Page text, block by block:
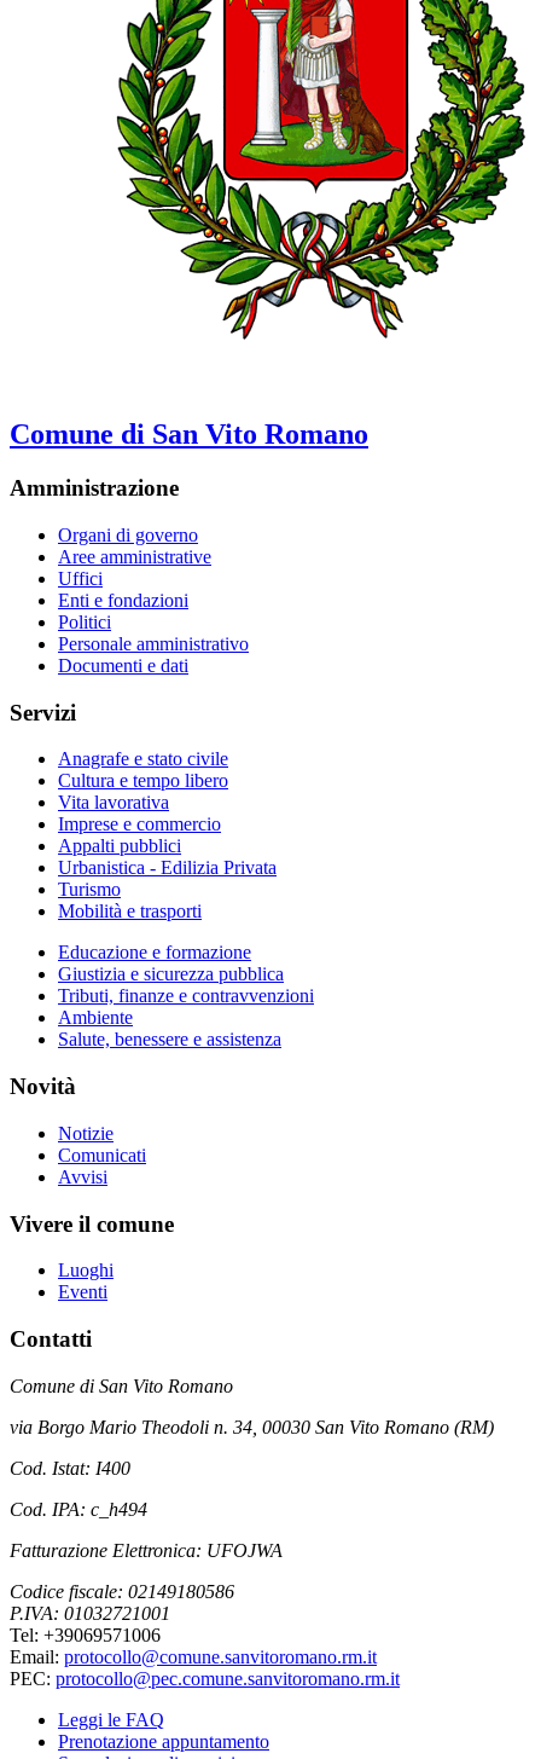
Comune di San Vito Romano
Amministrazione
Organi di governo
Aree amministrative
Uffici
Enti e fondazioni
Politici
Personale amministrativo
Documenti e dati
Servizi
Anagrafe e stato civile
Cultura e tempo libero
Vita lavorativa
Imprese e commercio
Appalti pubblici
Urbanistica - Edilizia Privata
Turismo
Mobilità e trasporti
Educazione e formazione
Giustizia e sicurezza pubblica
Tributi, finanze e contravvenzioni
Ambiente
Salute, benessere e assistenza
Novità
Notizie
Comunicati
Avvisi
Vivere il comune
Luoghi
Eventi
Contatti
Comune di San Vito Romano
via Borgo Mario Theodoli n. 34, 00030 San Vito Romano (RM)
Cod. Istat: I400
Cod. IPA: c_h494
Fatturazione Elettronica: UFOJWA
Codice fiscale: 02149180586
P.IVA: 01032721001
Tel: +39069571006
Email: protocollo@comune.sanvitoromano.rm.it
PEC: protocollo@pec.comune.sanvitoromano.rm.it
Leggi le FAQ
Prenotazione appuntamento